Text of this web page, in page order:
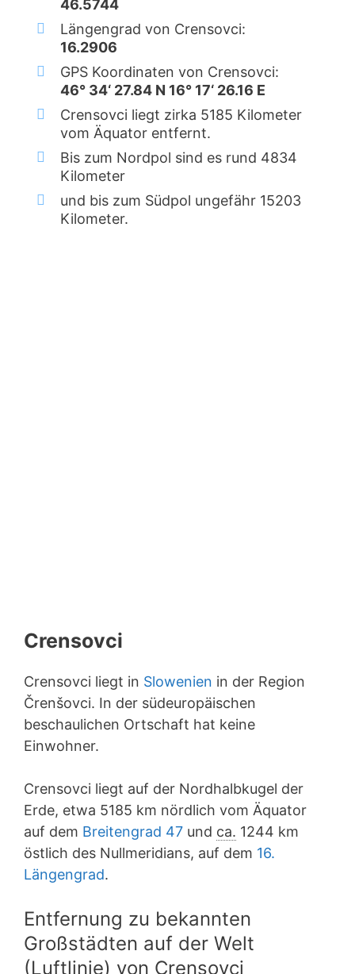
46.5744
Längengrad von Crensovci:
16.2906
GPS Koordinaten von Crensovci:
46° 34‘ 27.84 N 16° 17‘ 26.16 E
Crensovci liegt zirka 5185 Kilometer
vom Äquator entfernt.
Bis zum Nordpol sind es rund 4834
Kilometer
und bis zum Südpol ungefähr 15203
Kilometer.
Crensovci
Crensovci liegt in Slowenien in der Region
Črenšovci. In der südeuropäischen
beschaulichen Ortschaft hat keine
Einwohner.
Crensovci liegt auf der Nordhalbkugel der
Erde, etwa 5185 km nördlich vom Äquator
auf dem Breitengrad 47 und ca. 1244 km
östlich des Nullmeridians, auf dem 16.
Längengrad.
Entfernung zu bekannten
Großstädten auf der Welt
(Luftlinie) von Crensovci